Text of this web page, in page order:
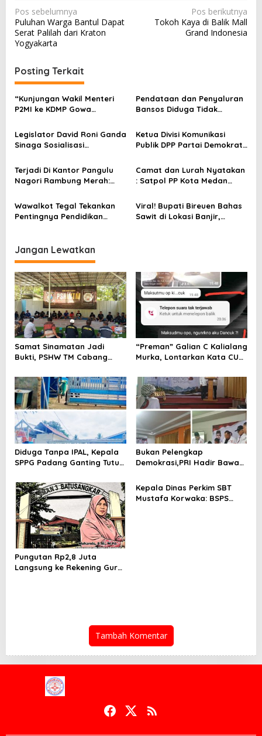
N
a
v
g
a
s
p
s
Pos sebelumnya
Puluhan Warga Bantul Dapat
Serat Palilah dari Kraton
Yogyakarta
Pos berikutnya
Tokoh Kaya di Balik Mall
Grand Indonesia
Posting Terkait
“Kunjungan Wakil Menteri
P2MI ke KDMP Gowa
Perkuat Ekonomi Desa”
Pendataan dan Penyaluran
Bansos Diduga Tidak
Binjai Kec. Medan Denai,
Massa SAMPE Lakukan
Legislator David Roni Ganda
Sinaga Sosialisasi
Penanggulangan
Kemiskinan, Dorong Warga
Paham Hak Sosial
Ketua Divisi Komunikasi
Publik DPP Partai Demokrat
Tali Asih Kepada Pemilihnya
Terjadi Di Kantor Pangulu
Nagori Rambung Merah:
Keluarkan Tembakan .
Warga Minta Minta Mundur
Dari Jabatannya, Jika Tak
Camat dan Lurah Nyatakan
: Satpol PP Kota Medan
Perumahan Oasis Di Medan
Johor
Wawalkot Tegal Tekankan
Pentingnya Pendidikan
Viral! Bupati Bireuen Bahas
Sawit di Lokasi Banjir,
Jangan Lewatkan
Samat Sinamatan Jadi
Bukti, PSHW TM Cabang
Legalitas Resmi
“Preman” Galian C Kalialang
Murka, Lontarkan Kata CUK
Akui Lontarkan Ancaman
Pada Keluarga Wartawan
Diduga Tanpa IPAL, Kepala
SPPG Padang Ganting Tutup
Media Masuk
Bukan Pelengkap
Demokrasi,PRI Hadir Bawa
Kesehatan Rakyat, Kami
Hadir Selesaikan Masalah
Pungutan Rp2,8 Juta
Langsung ke Rekening Guru,
Kepala Dinas Perkim SBT
Mustafa Korwaka: BSPS
Tambah Komentar